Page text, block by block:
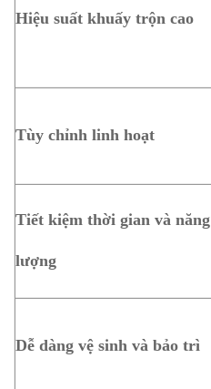
Hiệu suất khuấy trộn cao
Tùy chỉnh linh hoạt
Tiết kiệm thời gian và năng
lượng
Dễ dàng vệ sinh và bảo trì